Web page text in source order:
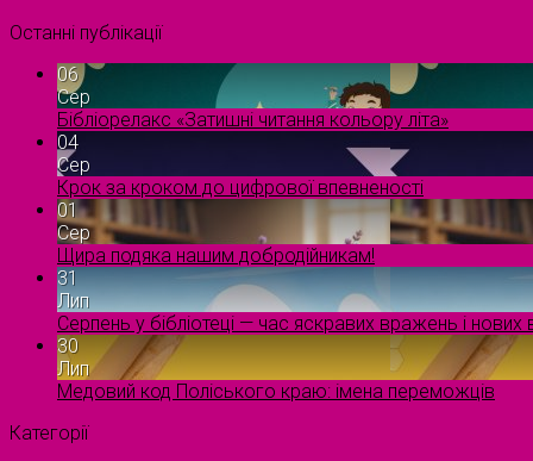
Останні публікації
06
Сер
Бібліорелакс «Затишні читання кольору літа»
04
Сер
Крок за кроком до цифрової впевненості
01
Сер
Щира подяка нашим добродійникам!
31
Лип
Серпень у бібліотеці — час яскравих вражень і нових
30
Лип
Медовий код Поліського краю: імена переможців
Категорії